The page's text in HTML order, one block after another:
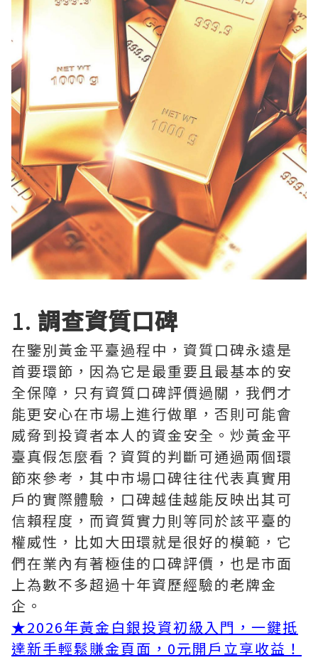
1. 調查資質口碑
在鑒別黃金平臺過程中，資質口碑永遠是
首要環節，因為它是最重要且最基本的安
全保障，只有資質口碑評價過關，我們才
能更安心在市場上進行做單，否則可能會
威脅到投資者本人的資金安全。炒黃金平
臺真假怎麼看？資質的判斷可通過兩個環
節來參考，其中市場口碑往往代表真實用
戶的實際體驗，口碑越佳越能反映出其可
信賴程度，而資質實力則等同於該平臺的
權威性，比如大田環就是很好的模範，它
們在業內有著極佳的口碑評價，也是市面
上為數不多超過十年資歷經驗的老牌金
企。
★2026年黃金白銀投資初級入門，一鍵抵
達新手輕鬆賺金頁面，0元開戶立享收益！